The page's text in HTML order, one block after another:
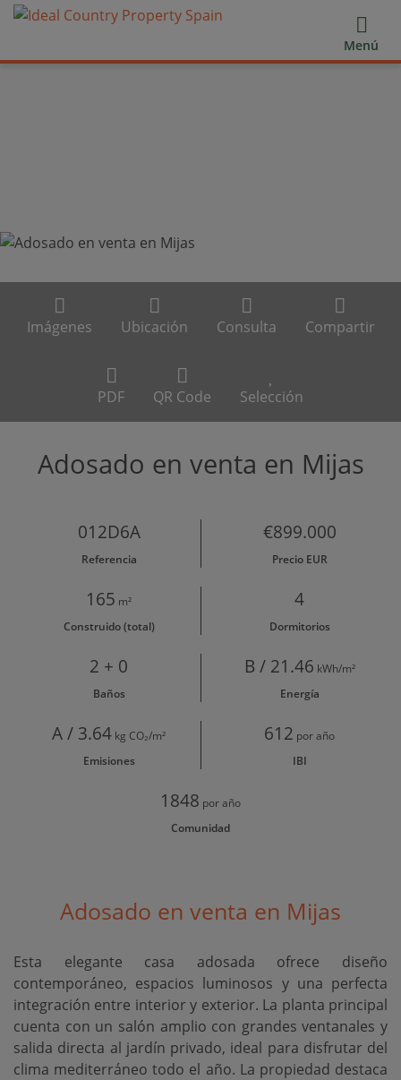
Menú
Imágenes Ubicación Consulta Compartir
PDF QR Code Selección
Adosado en venta en Mijas
012D6A
Referencia
€899.000
Precio EUR
165 m²
Construido (total)
4
Dormitorios
2 + 0
Baños
B / 21.46 kWh/m²
Energía
A / 3.64 kg CO₂/m²
Emisiones
612 por año
IBI
1848 por año
Comunidad
Adosado en venta en Mijas
Esta elegante casa adosada ofrece diseño
contemporáneo, espacios luminosos y una perfecta
integración entre interior y exterior. La planta principal
cuenta con un salón amplio con grandes ventanales y
salida directa al jardín privado, ideal para disfrutar del
clima mediterráneo todo el año. La propiedad destaca